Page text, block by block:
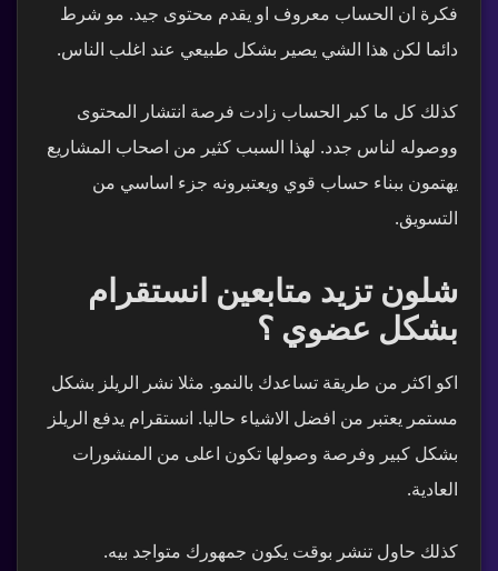
فكرة ان الحساب معروف او يقدم محتوى جيد. مو شرط
دائما لكن هذا الشي يصير بشكل طبيعي عند اغلب الناس.
كذلك كل ما كبر الحساب زادت فرصة انتشار المحتوى
ووصوله لناس جدد. لهذا السبب كثير من اصحاب المشاريع
يهتمون ببناء حساب قوي ويعتبرونه جزء اساسي من
التسويق.
شلون تزيد متابعين انستقرام
بشكل عضوي ؟
اكو اكثر من طريقة تساعدك بالنمو. مثلا نشر الريلز بشكل
مستمر يعتبر من افضل الاشياء حاليا. انستقرام يدفع الريلز
بشكل كبير وفرصة وصولها تكون اعلى من المنشورات
العادية.
كذلك حاول تنشر بوقت يكون جمهورك متواجد بيه.